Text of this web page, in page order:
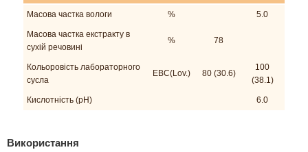
Mасова частка вологи % 5.0
Масова частка екстракту в
сухій речовині
% 78
Кольоровість лабораторного
сусла
EBC(Lov.) 80 (30.6)
100
(38.1)
Кислотність (pH) 6.0
Використання